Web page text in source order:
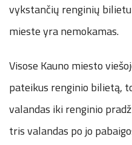
vykstančių renginių
mieste yra nemokamas.
Visose Kauno miesto
pateikus renginio bilietą,
valandas iki renginio
tris valandas po jo